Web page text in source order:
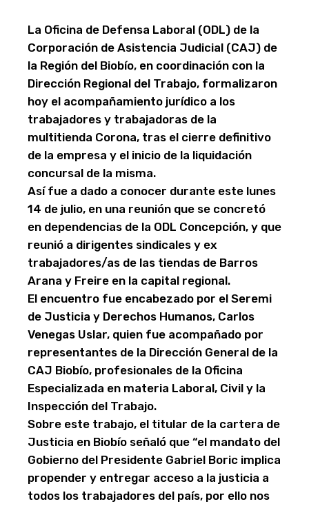
La Oficina de Defensa Laboral (ODL) de la
Corporación de Asistencia Judicial (CAJ) de
la Región del Biobío, en coordinación con la
Dirección Regional del Trabajo, formalizaron
hoy el acompañamiento jurídico a los
trabajadores y trabajadoras de la
multitienda Corona, tras el cierre definitivo
de la empresa y el inicio de la liquidación
concursal de la misma.
Así fue a dado a conocer durante este lunes
14 de julio, en una reunión que se concretó
en dependencias de la ODL Concepción, y que
reunió a dirigentes sindicales y ex
trabajadores/as de las tiendas de Barros
Arana y Freire en la capital regional.
El encuentro fue encabezado por el Seremi
de Justicia y Derechos Humanos, Carlos
Venegas Uslar, quien fue acompañado por
representantes de la Dirección General de la
CAJ Biobío, profesionales de la Oficina
Especializada en materia Laboral, Civil y la
Inspección del Trabajo.
Sobre este trabajo, el titular de la cartera de
Justicia en Biobío señaló que “el mandato del
Gobierno del Presidente Gabriel Boric implica
propender y entregar acceso a la justicia a
todos los trabajadores del país, por ello nos